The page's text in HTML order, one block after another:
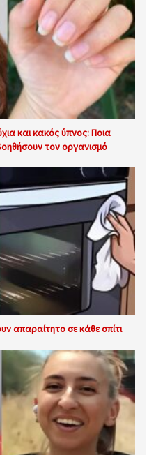
και κακός ύπνος: Ποια
τον οργανισμό
απαραίτητο σε κάθε σπίτι